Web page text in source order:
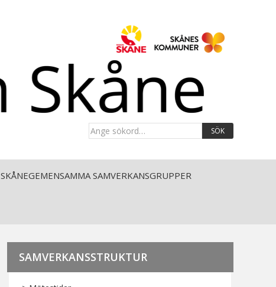
Ange
sökord…:
SKÅNEGEMENSAMMA SAMVERKANSGRUPPER
SAMVERKANSSTRUKTUR